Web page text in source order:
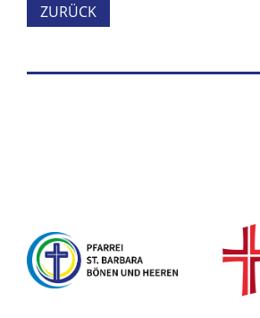
ZURÜCK